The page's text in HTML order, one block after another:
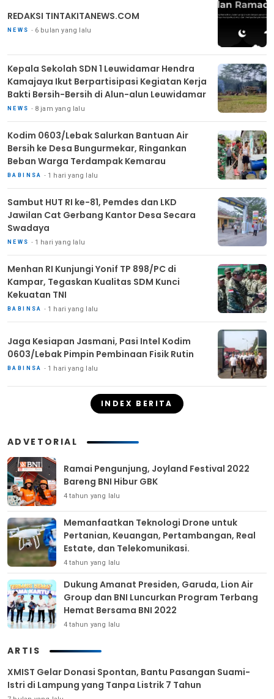
REDAKSI TINTAKITANEWS.COM
NEWS 6 bulan yang lalu
Kepala Sekolah SDN 1 Leuwidamar Hendra
Kamajaya Ikut Berpartisipasi Kegiatan Kerja
Bakti Bersih-Bersih di Alun-alun Leuwidamar
NEWS 8 jam yang lalu
Kodim 0603/Lebak Salurkan Bantuan Air
Bersih ke Desa Bungurmekar, Ringankan
Beban Warga Terdampak Kemarau
BABINSA 1 hari yang lalu
Sambut HUT RI ke-81, Pemdes dan LKD
Jawilan Cat Gerbang Kantor Desa Secara
Swadaya
NEWS 1 hari yang lalu
Menhan RI Kunjungi Yonif TP 898/PC di
Kampar, Tegaskan Kualitas SDM Kunci
Kekuatan TNI
BABINSA 1 hari yang lalu
Jaga Kesiapan Jasmani, Pasi Intel Kodim
0603/Lebak Pimpin Pembinaan Fisik Rutin
BABINSA 1 hari yang lalu
INDEX BERITA
ADVETORIAL
Ramai Pengunjung, Joyland Festival 2022
Bareng BNI Hibur GBK
4 tahun yang lalu
Memanfaatkan Teknologi Drone untuk
Pertanian, Keuangan, Pertambangan, Real
Estate, dan Telekomunikasi.
4 tahun yang lalu
Dukung Amanat Presiden, Garuda, Lion Air
Group dan BNI Luncurkan Program Terbang
Hemat Bersama BNI 2022
4 tahun yang lalu
ARTIS
XMIST Gelar Donasi Spontan, Bantu Pasangan Suami-
Istri di Lampung yang Tanpa Listrik 7 Tahun